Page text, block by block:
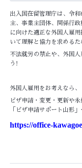
出入国在留管理庁は、令
主、事業主団体、関係行
に向けた適正な外国人雇
いて理解と協力を求めるた
不法就労の禁止や、外国
う!
外国人雇用をお考えなら、
ビザ申請・変更・更新や
「ビザ申請サポート山形
https://office-